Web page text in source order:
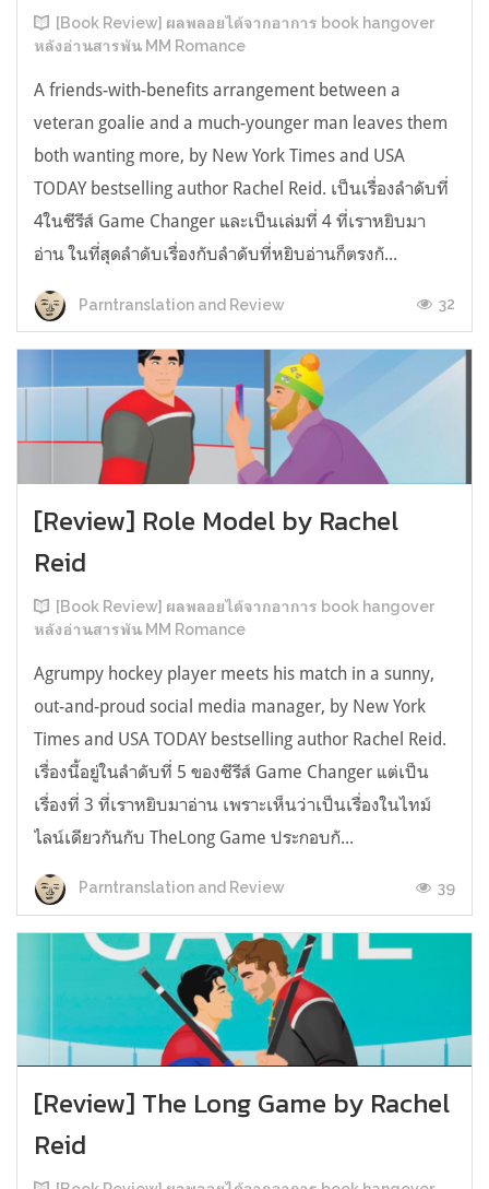
[Book Review] ผลพลอยได้จากอาการ book hangover
หลังอ่านสารพัน MM Romance
A friends-with-benefits arrangement between a
veteran goalie and a much-younger man leaves them
both wanting more, by New York Times and USA
TODAY bestselling author Rachel Reid. เป็นเรื่องลำดับที่
4ในซีรีส์ Game Changer และเป็นเล่มที่ 4 ที่เราหยิบมา
อ่าน ในที่สุดลำดับเรื่องกับลำดับที่หยิบอ่านก็ตรงกั...
Parntranslation and Review 32
[Review] Role Model by Rachel
Reid
[Book Review] ผลพลอยได้จากอาการ book hangover
หลังอ่านสารพัน MM Romance
Agrumpy hockey player meets his match in a sunny,
out-and-proud social media manager, by New York
Times and USA TODAY bestselling author Rachel Reid.
เรื่องนี้อยู่ในลำดับที่ 5 ของซีรีส์ Game Changer แต่เป็น
เรื่องที่ 3 ที่เราหยิบมาอ่าน เพราะเห็นว่าเป็นเรื่องในไทม์
ไลน์เดียวกันกับ TheLong Game ประกอบกั...
Parntranslation and Review 39
[Review] The Long Game by Rachel
Reid